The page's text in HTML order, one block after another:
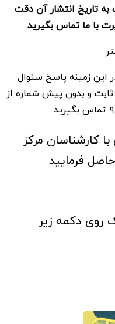
به تاریخ انتشار آن دقت
با ما تماس بگیرید
این زمینه پاسخ سئوال
ثابت و بدون پیش شماره از
کارشناسان مرکز
فرمایید
روی دکمه زیر